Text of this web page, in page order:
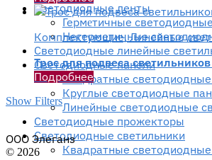
Светодиодные ленты
Гермeтичные
Негерметичные
Светодиодные линейные
Светодиодные панели
Квадратные
Круглые светодиодные
Линейные светодиодные
Светодиодные прожекторы
Светодиодные светильники
Квадратные светодиодные
Комплектующие, Линейные
Трос для подвеса
Подробнее
Show Filters
ООО Элеганз
© 2026